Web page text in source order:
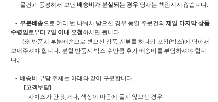
- 물건과 동봉해서 보낸 배송비가 분실되는 경우 당사는 책임지지 않습니다.
- 부분배송으로 여러 번 나눠서 받으신 경우 동일 주문건의 제일 마지막 상품
수령일로부터 7일 이내 요청하시면 됩니다.
(※ 반품시 부분배송으로 받으신 상품 전부를 하나의 포장(박스)에 담아서
보내주셔야 합니다. 분할 반품시 박스 수만큼 추가 배송비를 부담하셔야 합니
다.)
- 배송비 부담 주체는 아래와 같이 구분합니다.
[고객부담]
사이즈가 안 맞거나, 색상이 마음에 들지 않으신 경우